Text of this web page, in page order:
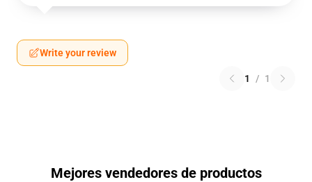
Write your review
1 / 1
Mejores vendedores de productos